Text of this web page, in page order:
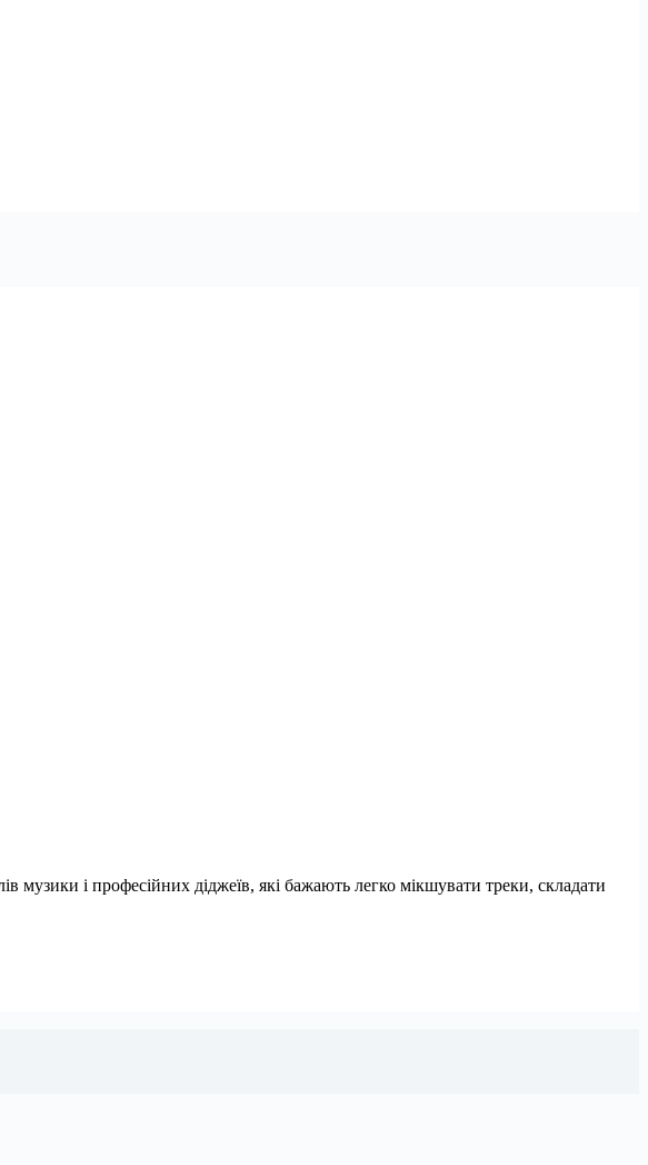
музики і професійних діджеїв, які бажають легко мікшувати треки, складати